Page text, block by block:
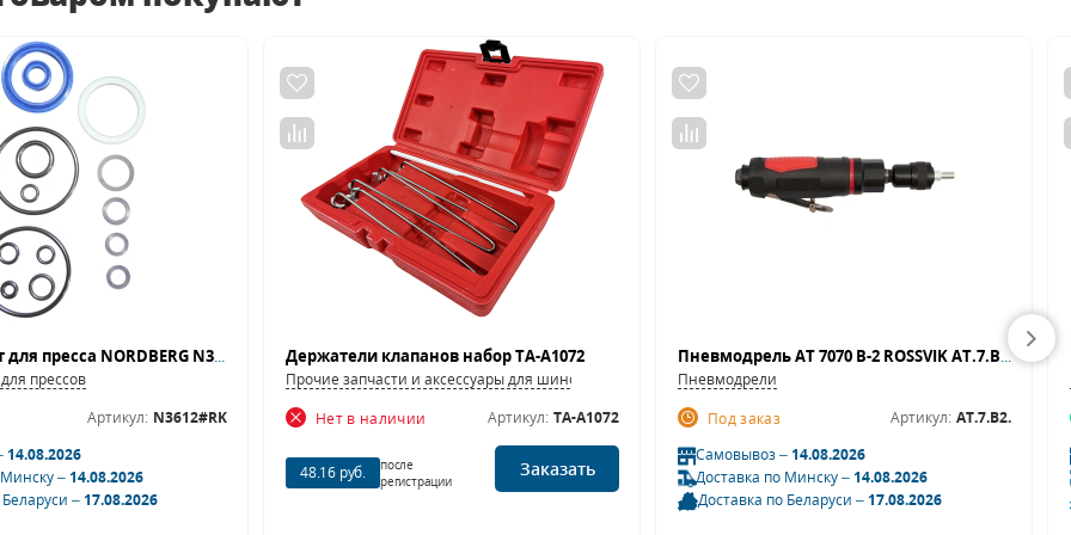
Ремкомплект для пресса NORDBERG N3612
прессов
Артикул: N3612#RK
14.08.2026
–14.08.2026
–17.08.2026
Держатели клапанов набор TA-A1072
Прочие запчасти и аксессуары для шиномонтажных станков
Нет в наличии
Артикул: TA-A1072
48.16 руб.
после
регистрации
Заказать
Пневмодрель АТ 7070 В-2 ROSSVIK AT.7.B2. (2500 об/мин, быстросъемный патрон)
Пневмодрели
Под заказ
Артикул: AT.7.B2.
Самовывоз –14.08.2026
Доставка по Минску –14.08.2026
Доставка по Беларуси –17.08.2026